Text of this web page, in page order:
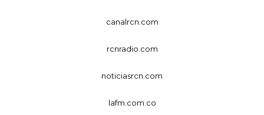
canalrcn.com
rcnradio.com
noticiasrcn.com
lafm.com.co